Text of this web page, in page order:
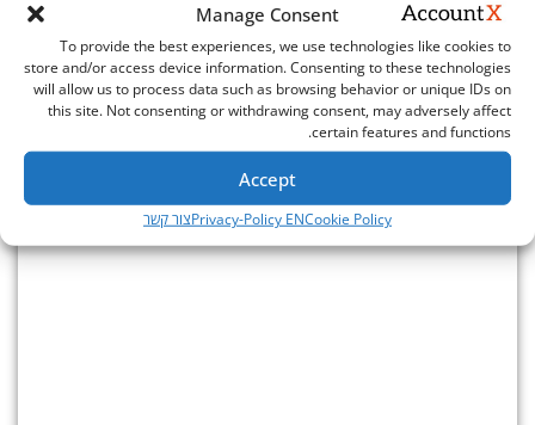
Manage Consent
To provide the best experiences, we use technologies like cookies to
store and/or access device information. Consenting to these technologies
will allow us to process data such as browsing behavior or unique IDs on
this site. Not consenting or withdrawing consent, may adversely affect
certain features and functions.
Accept
Cookie Policy
Privacy-Policy ENצור קשר
האם נדרש גיוס הון אמריקאי?
האם נרצה להנפיק בעתיד?
במקרים רבים, יזמים בוחרים בגישת "היברידית":
הקמה של ישות אמריקאית לצרכים עסקיים,
במקביל לשמירה על פעילות פיתוח בישראל – כך
נהנים מכל העולמות, כל עוד יש ליווי מקצועי נכון.